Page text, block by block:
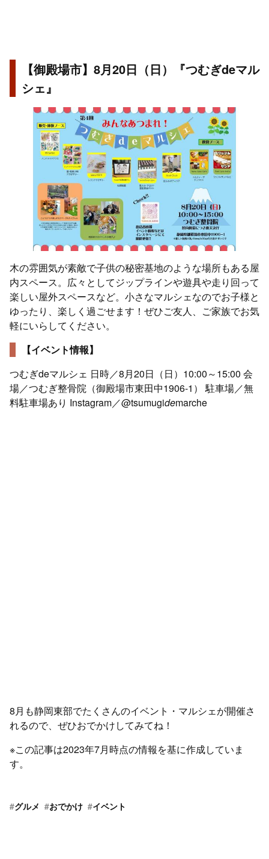
【御殿場市】8月20日（日）『つむぎdeマル
シェ』
木の雰囲気が素敵で子供の秘密基地のような場所もある屋
内スペース。広々としてジップラインや遊具や走り回って
楽しい屋外スペースなど。小さなマルシェなのでお子様と
ゆったり、楽しく過ごせます！ぜひご友人、ご家族でお気
軽にいらしてください。
【イベント情報】
つむぎdeマルシェ 日時／8月20日（日）10:00～15:00 会
場／つむぎ整骨院（御殿場市東田中1906-1） 駐車場／無
料駐車場あり Instagram／@tsumugidemarche
8月も静岡東部でたくさんのイベント・マルシェが開催さ
れるので、ぜひおでかけしてみてね！
※この記事は2023年7月時点の情報を基に作成していま
す。
#グルメ #おでかけ #イベント